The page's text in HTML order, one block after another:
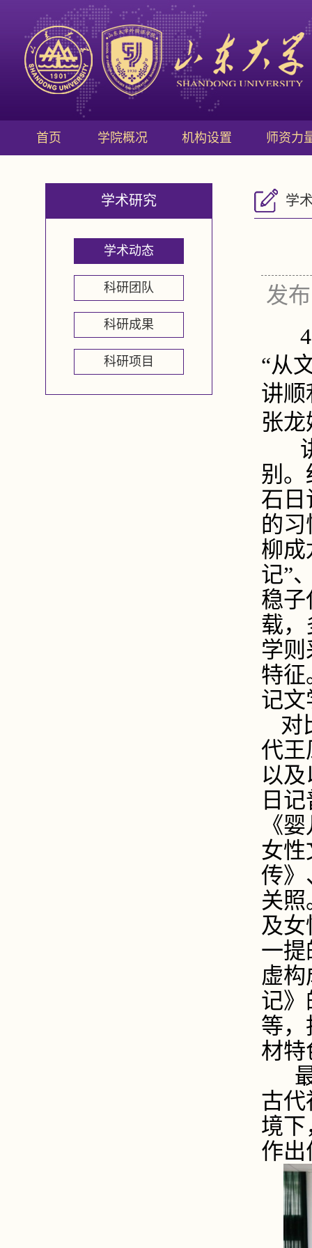
首页 学院概况 机构设置 师资力
学术研究
学术动态
科研团队
科研成果
科研项目
学
发
“从
讲顺
张
别。
石日
的
柳成
记”
稳子
载，
学
特征
记文
对
代王
以
日
《
女
传》
关
及
一提
虚
记》
等，
材
古代
境下
作出